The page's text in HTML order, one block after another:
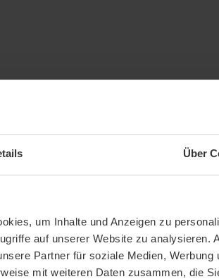
Über
um Inhalte und Anzeigen zu
auf unserer Website zu analysieren.
Partner für soziale Medien, Werbung
mit weiteren Daten zusammen, die